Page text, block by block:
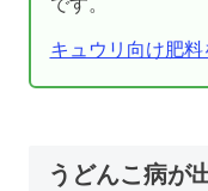
です。
キュウリ向け肥料
うどんこ病が